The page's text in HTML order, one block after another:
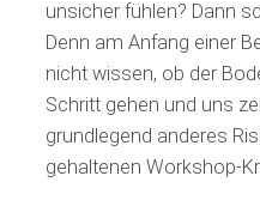
unsicher fühlen? Dann
Denn am Anfang einer
nicht wissen, ob der
Schritt gehen und uns
grundlegend anderes
gehaltenen Workshop-